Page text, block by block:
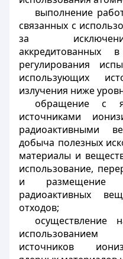
выполнение
связанных с
за
аккредитованных
регулирования
использующих
излучения ниже
обращение с
источниками
радиоактивными
добыча полезных
материалы и
использование,
и размещение
радиоактивных
отходов;
осуществление
источников